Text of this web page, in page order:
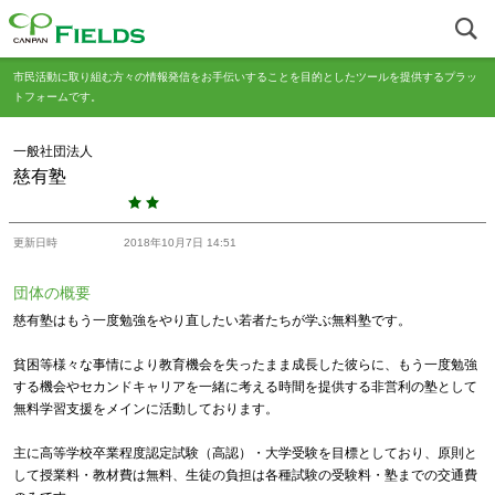
市民活動に取り組む方々の情報発信をお手伝いすることを目的としたツールを提供するプラッ
トフォームです。
一般社団法人
慈有塾
更新日時 2018年10月7日 14:51
団体の概要
慈有塾はもう一度勉強をやり直したい若者たちが学ぶ無料塾です。
貧困等様々な事情により教育機会を失ったまま成長した彼らに、もう一度勉強
する機会やセカンドキャリアを一緒に考える時間を提供する非営利の塾として
無料学習支援をメインに活動しております。
主に高等学校卒業程度認定試験（高認）・大学受験を目標としており、原則と
して授業料・教材費は無料、生徒の負担は各種試験の受験料・塾までの交通費